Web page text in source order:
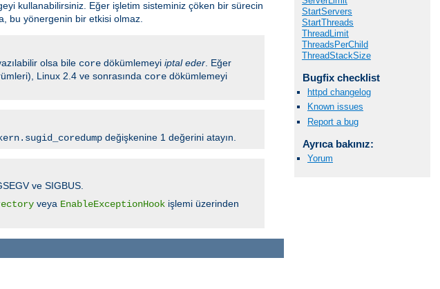
StartServers
StartThreads
ThreadLimit
ThreadsPerChild
ThreadStackSize
Bugfix checklist
httpd changelog
Known issues
Report a bug
Ayrıca bakınız:
Yorum
kullanabilirsiniz. Eğer işletim sisteminiz çöken bir sürecin
bu yönergenin bir etkisi olmaz.
olsa bile core dökümlemeyi iptal eder . Eğer
Linux 2.4 ve sonrasında core dökümlemeyi
değişkenine 1 değerini atayın.
ve SIGBUS.
veya EnableExceptionHook işlemi üzerinden